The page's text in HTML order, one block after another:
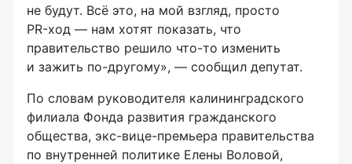
не будут. Всё это, на мой взгляд, просто
PR-ход — нам хотят показать, что
правительство решило что-то изменить
и зажить по-другому», — сообщил депутат.
По словам руководителя калининградского
филиала Фонда развития гражданского
общества, экс-вице-премьера правительства
по внутренней политике Елены Воловой,